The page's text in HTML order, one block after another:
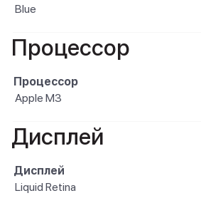
Blue
Процессор
Процессор
Apple M3
Дисплей
Дисплей
Liquid Retina